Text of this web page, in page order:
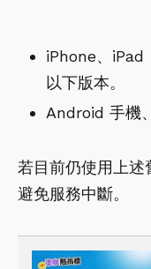
iPhone、iPad
以下版本。
Android 手機
若目前仍使用上述
避免服務中斷。